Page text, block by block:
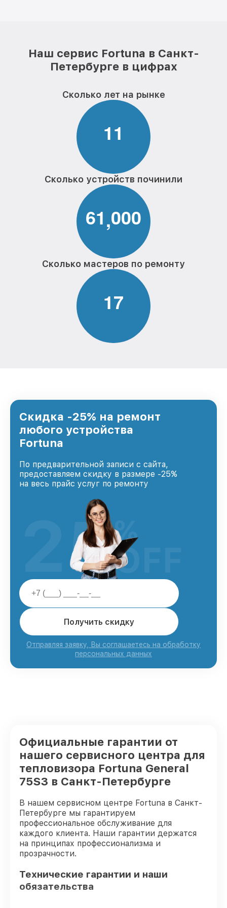
Наш сервис Fortuna в Санкт-
Петербурге в цифрах
Сколько лет на рынке
11
Сколько устройств починили
61,000
Сколько мастеров по ремонту
17
Скидка -25% на ремонт
любого устройства
Fortuna
По предварительной записи с сайта,
предоставляем скидку в размере -25%
на весь прайс услуг по ремонту
Получить скидку
Отправляя заявку, Вы соглашаетесь на обработку
персональных данных
25%
OFF
Официальные гарантии от
нашего сервисного центра для
тепловизора Fortuna General
75S3 в Санкт-Петербурге
В нашем сервисном центре Fortuna в Санкт-
Петербурге мы гарантируем
профессиональное обслуживание для
каждого клиента. Наши гарантии держатся
на принципах профессионализма и
прозрачности.
Технические гарантии и наши
обязательства